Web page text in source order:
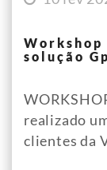
Workshop
solução
realizado
clientes da